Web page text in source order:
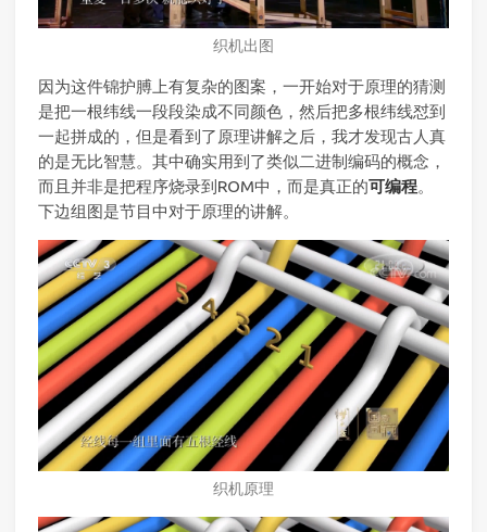
织机出图
因为这件锦护膊上有复杂的图案，一开始对于原理的猜测
是把一根纬线一段段染成不同颜色，然后把多根纬线怼到
一起拼成的，但是看到了原理讲解之后，我才发现古人真
的是无比智慧。其中确实用到了类似二进制编码的概念，
而且并非是把程序烧录到ROM中，而是真正的可编程。
下边组图是节目中对于原理的讲解。
织机原理